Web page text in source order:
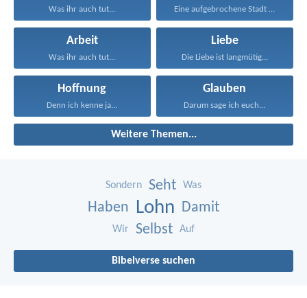
Was ihr auch tut... Eine aufgebrochene Stadt ohne...
Arbeit
Was ihr auch tut...
Liebe
Die Liebe ist langmütig...
Hoffnung
Denn ich kenne ja...
Glauben
Darum sage ich euch...
Weitere Themen...
Sondern Seht Was
Haben Lohn Damit
Wir Selbst Auf
Bibelverse suchen